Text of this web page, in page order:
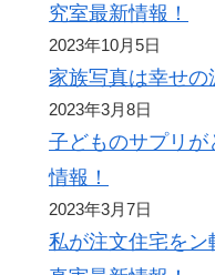
究室最新情報！
2023年10月5日
家族写真は幸せの
2023年3月8日
子どものサプリ
情報！
2023年3月7日
私が注文住宅をン